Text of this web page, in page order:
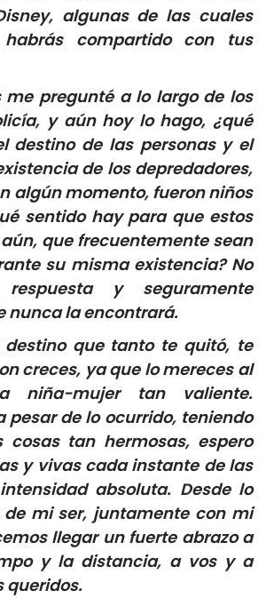
algunas de las cuales
habrás compartido con tus
me pregunté a lo largo de los
y aún hoy lo hago, ¿qué
destino de las personas y el
de los depredadores,
algún momento, fueron niños
sentido hay para que estos
que frecuentemente sean
su misma existencia? No
y seguramente
nunca la encontrará.
destino que tanto te quitó, te
creces, ya que lo mereces al
niña-mujer tan valiente.
pesar de lo ocurrido, teniendo
tan hermosas, espero
y vivas cada instante de las
absoluta. Desde lo
mi ser, juntamente con mi
llegar un fuerte abrazo a
y la distancia, a vos y a
queridos.